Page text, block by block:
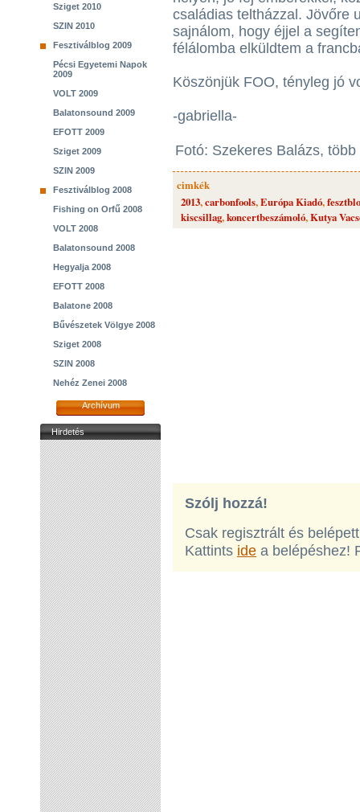
Sziget 2010
SZIN 2010
Fesztiválblog 2009
Pécsi Egyetemi Napok
2009
VOLT 2009
Balatonsound 2009
EFOTT 2009
Sziget 2009
SZIN 2009
Fesztiválblog 2008
Fishing on Orfű 2008
VOLT 2008
Balatonsound 2008
Hegyalja 2008
EFOTT 2008
Balatone 2008
Bűvészetek Völgye 2008
Sziget 2008
SZIN 2008
Nehéz Zenei 2008
Archívum
Hirdetés
családias teltházzal. Jövőre
sajnálom, hogy éjjel a
félálomba elküldtem a
Köszönjük FOO, tényleg jó
-gabriella-
Fotó: Szekeres Balázs,
cimkék
2013,carbonfools,Európa Kiadó,
kiscsillag,koncertbeszámoló,Kutya
Szólj hozzá!
Csak regisztrált és
Kattints ide a belépéshez!